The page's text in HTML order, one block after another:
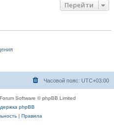
Перейти
Часовой пояс: UTC+03:00
Software © phpBB Limited
phpBB
| Правила